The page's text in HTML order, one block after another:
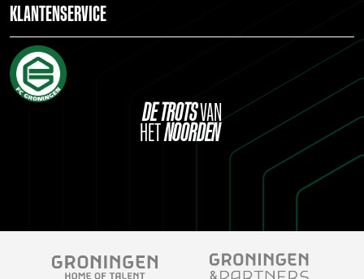
DETROTSVAN
HETNOORDEN
KLANTENSERVICE